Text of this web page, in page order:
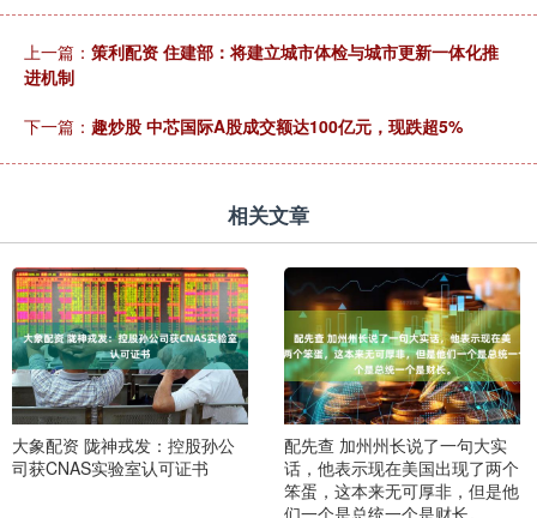
上一篇： 策利配资 住建部：将建立城市体检与城市更新一体化推
进机制
下一篇： 趣炒股 中芯国际A股成交额达100亿元，现跌超5%
相关文章
大象配资 陇神戎发：控股孙公
司获CNAS实验室认可证书
配先查 加州州长说了一句大实
话，他表示现在美国出现了两个
笨蛋，这本来无可厚非，但是他